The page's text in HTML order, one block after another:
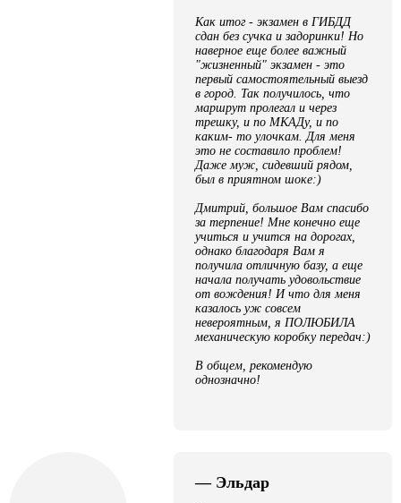
Как итог - экзамен в ГИБДД
сдан без сучка и задоринки! Но
наверное еще более важный
"жизненный" экзамен - это
первый самостоятельный выезд
в город. Так получилось, что
маршрут пролегал и через
трешку, и по МКАДу, и по
каким- то улочкам. Для меня
это не составило проблем!
Даже муж, сидевший рядом,
был в приятном шоке:)
Дмитрий, большое Вам спасибо
за терпение! Мне конечно еще
учиться и учится на дорогах,
однако благодаря Вам я
получила отличную базу, а еще
начала получать удовольствие
от вождения! И что для меня
казалось уж совсем
невероятным, я ПОЛЮБИЛА
механическую коробку передач:)
В общем, рекомендую
однозначно!
— Эльдар